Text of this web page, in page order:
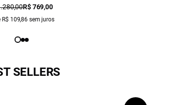
R$ 769,00
R$ 109,86 sem juros
SELLERS